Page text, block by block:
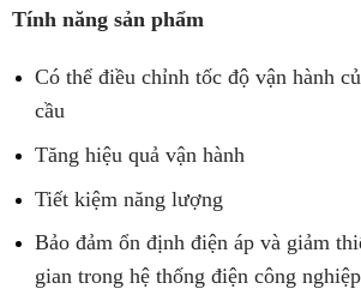
Tính năng sản phẩm
Có thể điều chỉnh tốc độ vận hành
cầu
Tăng hiệu quả vận hành
Tiết kiệm năng lượng
Bảo đảm ổn định điện áp và giảm
gian trong hệ thống điện công nghiệp